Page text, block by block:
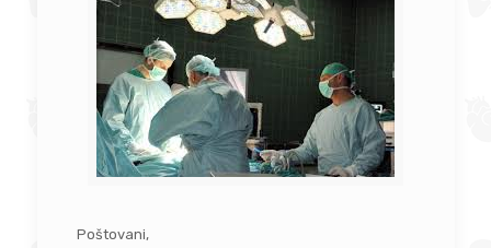
Poštovani,